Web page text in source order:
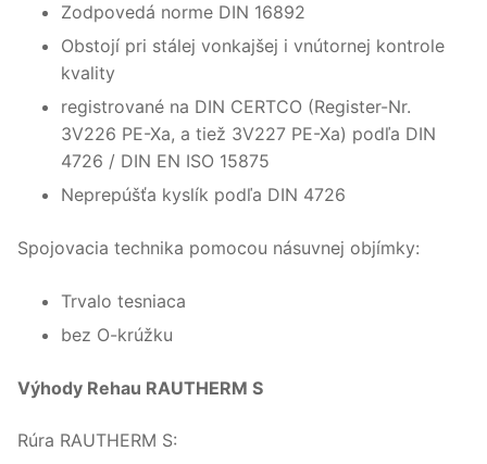
Zodpovedá norme DIN 16892
Obstojí pri stálej vonkajšej i vnútornej kontrole
kvality
registrované na DIN CERTCO (Register-Nr.
3V226 PE-Xa, a tiež 3V227 PE-Xa) podľa DIN
4726 / DIN EN ISO 15875
Neprepúšťa kyslík podľa DIN 4726
Spojovacia technika pomocou násuvnej objímky:
Trvalo tesniaca
bez O-krúžku
Výhody Rehau RAUTHERM S
Rúra RAUTHERM S: